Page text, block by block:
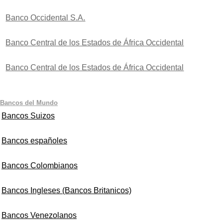
Banco Occidental S.A.
Banco Central de los Estados de África Occidental
Banco Central de los Estados de África Occidental
Bancos del Mundo
Bancos Suizos
Bancos españoles
Bancos Colombianos
Bancos Ingleses (Bancos Britanicos)
Bancos Venezolanos